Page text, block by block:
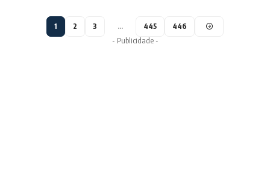
1 2 3 … 445 446
- Publicidade -